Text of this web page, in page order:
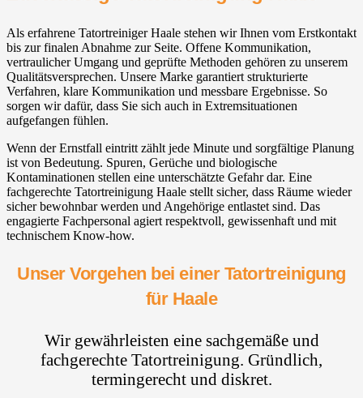
Als erfahrene Tatortreiniger Haale stehen wir Ihnen vom Erstkontakt
bis zur finalen Abnahme zur Seite. Offene Kommunikation,
vertraulicher Umgang und geprüfte Methoden gehören zu unserem
Qualitätsversprechen. Unsere Marke garantiert strukturierte
Verfahren, klare Kommunikation und messbare Ergebnisse. So
sorgen wir dafür, dass Sie sich auch in Extremsituationen
aufgefangen fühlen.
Wenn der Ernstfall eintritt zählt jede Minute und sorgfältige Planung
ist von Bedeutung. Spuren, Gerüche und biologische
Kontaminationen stellen eine unterschätzte Gefahr dar. Eine
fachgerechte Tatortreinigung Haale stellt sicher, dass Räume wieder
sicher bewohnbar werden und Angehörige entlastet sind. Das
engagierte Fachpersonal agiert respektvoll, gewissenhaft und mit
technischem Know-how.
Unser Vorgehen bei einer Tatortreinigung
für Haale
Wir gewährleisten eine sachgemäße und
fachgerechte Tatortreinigung. Gründlich,
termingerecht und diskret.